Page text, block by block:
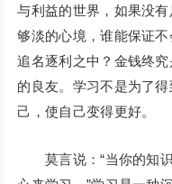
与利益的世界，如果没
够淡的心境，谁能保证
追名逐利之中？金钱终
的良友。学习不是为了
己，使自己变得更好。
莫言说：“当你的知识